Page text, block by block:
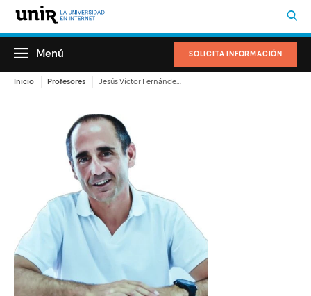
SOLICITA INFORMACIÓN
Menú
Inicio Profesores